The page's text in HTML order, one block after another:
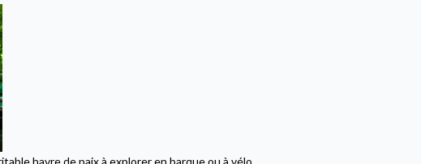
havre de paix à explorer en barque ou à vélo.